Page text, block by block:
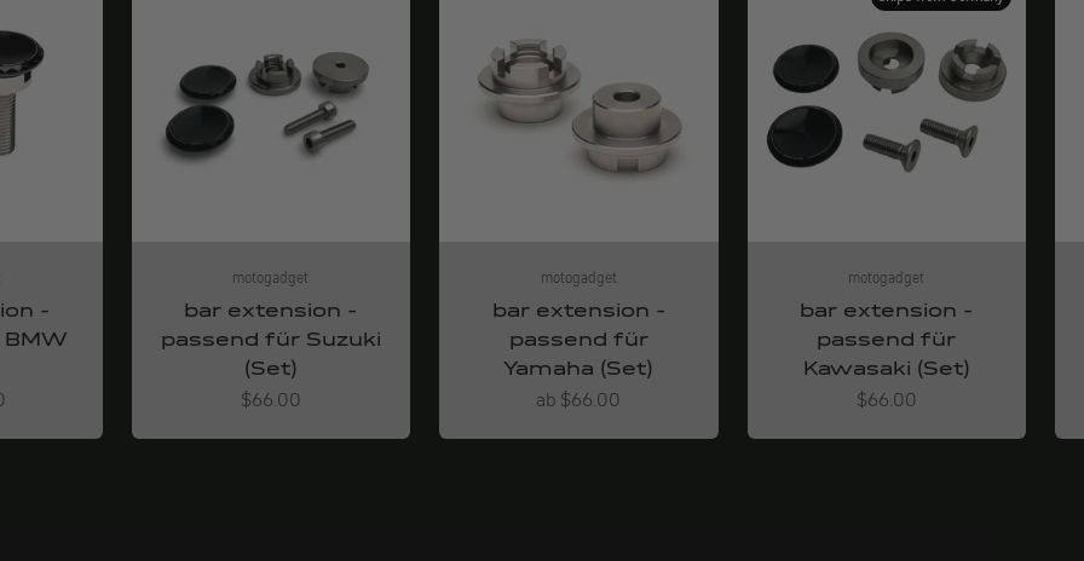
-
motogadget
bar extension -
passend für Suzuki
(Set)
Angebot
$66.00
motogadget
bar extension -
passend für
Yamaha (Set)
Angebot
ab $66.00
motogadget
bar extension -
passend für
Kawasaki (Set)
Angebot
$66.00